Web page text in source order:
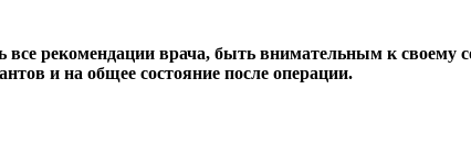
рекомендации врача, быть внимательным к своему
и на общее состояние после операции.